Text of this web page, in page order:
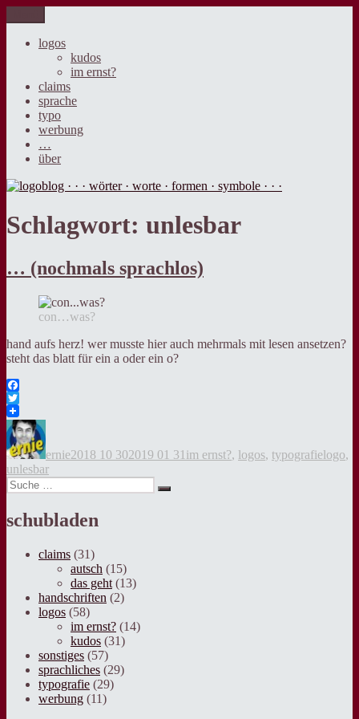
Inhalt
springen
logoblog · · · wörter · worte · formen · symbole · · ·
der blog über sprache, design und werbung.
logos
kudos
im ernst?
claims
sprache
typo
werbung
…
über
Schlagwort: unlesbar
… (nochmals sprachlos)
con…was?
hand aufs herz! wer musste hier auch mehrmals mit lesen ansetzen?
steht das blatt für ein a oder ein o?
Facebook
Twitter
ernie2018 10 302019 01 31 im ernst?, logos, typografielogo,
unlesbar
Suche
nach:
Suche
schubladen
claims (31)
autsch (15)
das geht (13)
handschriften (2)
logos (58)
im ernst? (14)
kudos (31)
sonstiges (57)
sprachliches (29)
typografie (29)
werbung (11)